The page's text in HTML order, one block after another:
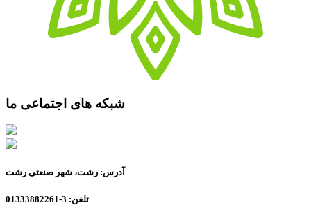
شبکه های اجتماعی ما
آدرس: رشت، شهر صنعتی رشت
تلفن: 3-01333882261